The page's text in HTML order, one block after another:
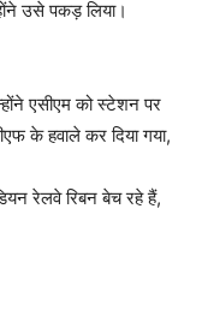
उसे पकड़ लिया।
एसीएम को स्टेशन पर
के हवाले कर दिया गया,
रेलवे रिबन बेच रहे हैं,